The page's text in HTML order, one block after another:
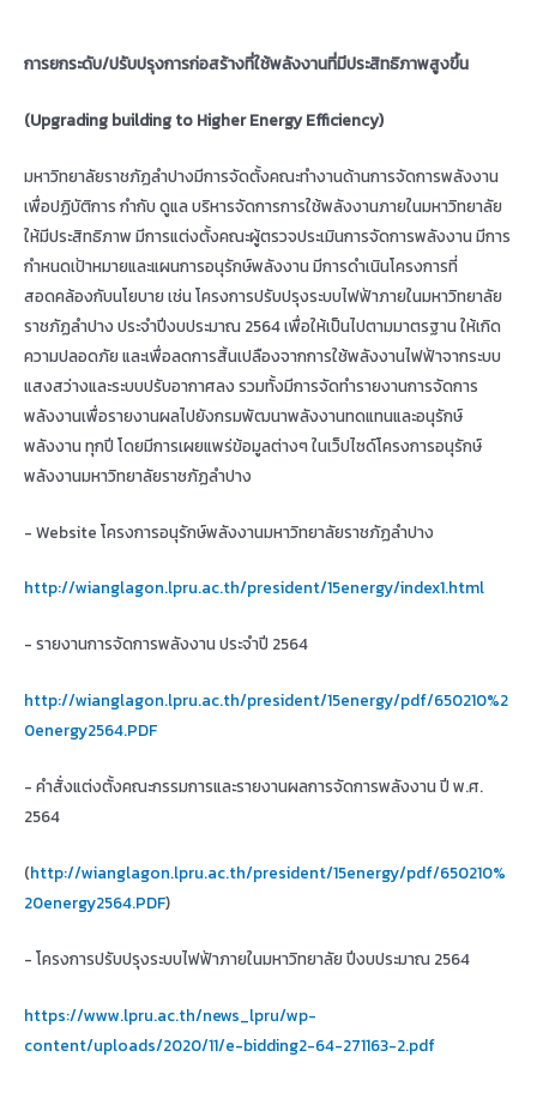
การยกระดับ/ปรับปรุงการก่อสร้างที่ใช้พลังงานที่มีประสิทธิภาพสูงขึ้น
(Upgrading building to Higher Energy Efficiency)
มหาวิทยาลัยราชภัฏลำปางมีการจัดตั้งคณะทำงานด้านการจัดการพลังงาน
เพื่อปฏิบัติการ กำกับ ดูแล บริหารจัดการการใช้พลังงานภายในมหาวิทยาลัย
ให้มีประสิทธิภาพ มีการแต่งตั้งคณะผู้ตรวจประเมินการจัดการพลังงาน มีการ
กำหนดเป้าหมายและแผนการอนุรักษ์พลังงาน มีการดำเนินโครงการที่
สอดคล้องกับนโยบาย เช่น โครงการปรับปรุงระบบไฟฟ้าภายในมหาวิทยาลัย
ราชภัฏลำปาง ประจำปีงบประมาณ 2564 เพื่อให้เป็นไปตามมาตรฐาน ให้เกิด
ความปลอดภัย และเพื่อลดการสิ้นเปลืองจากการใช้พลังงานไฟฟ้าจากระบบ
แสงสว่างและระบบปรับอากาศลง รวมทั้งมีการจัดทำรายงานการจัดการ
พลังงานเพื่อรายงานผลไปยังกรมพัฒนาพลังงานทดแทนและอนุรักษ์
พลังงาน ทุกปี โดยมีการเผยแพร่ข้อมูลต่างๆ ในเว็ปไซด์โครงการอนุรักษ์
พลังงานมหาวิทยาลัยราชภัฏลำปาง
- Website โครงการอนุรักษ์พลังงานมหาวิทยาลัยราชภัฏลำปาง
http://wianglagon.lpru.ac.th/president/15energy/index1.html
- รายงานการจัดการพลังงาน ประจำปี 2564
http://wianglagon.lpru.ac.th/president/15energy/pdf/650210%2
0energy2564.PDF
- คำสั่งแต่งตั้งคณะกรรมการและรายงานผลการจัดการพลังงาน ปี พ.ศ.
2564
(http://wianglagon.lpru.ac.th/president/15energy/pdf/650210%
20energy2564.PDF)
- โครงการปรับปรุงระบบไฟฟ้าภายในมหาวิทยาลัย ปีงบประมาณ 2564
https://www.lpru.ac.th/news_lpru/wp-
content/uploads/2020/11/e-bidding2-64-271163-2.pdf